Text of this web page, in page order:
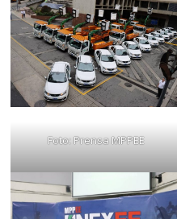
Foto: Prensa MPPEE